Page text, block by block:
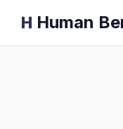
Human